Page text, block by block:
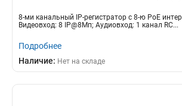
8-ми канальный IP-регистратор c 8-ю PoE
Видеовход: 8 IP@8Мп; Аудиовход: 1 канал RC...
Подробнее
Наличие: Нет на складе